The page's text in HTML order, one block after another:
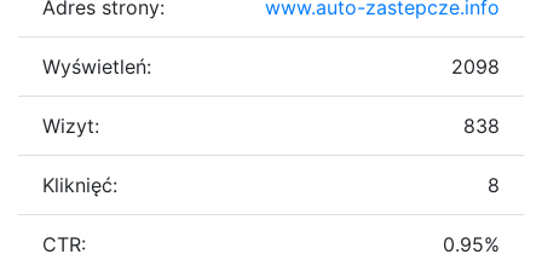
Adres strony: www.auto-zastepcze.info
Wyświetleń: 2098
Wizyt: 838
Kliknięć: 8
CTR: 0.95%